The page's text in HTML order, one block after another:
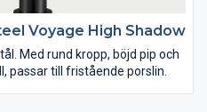
Voyage High Shadow
Med rund kropp, böjd pip och
passar till fristående porslin.